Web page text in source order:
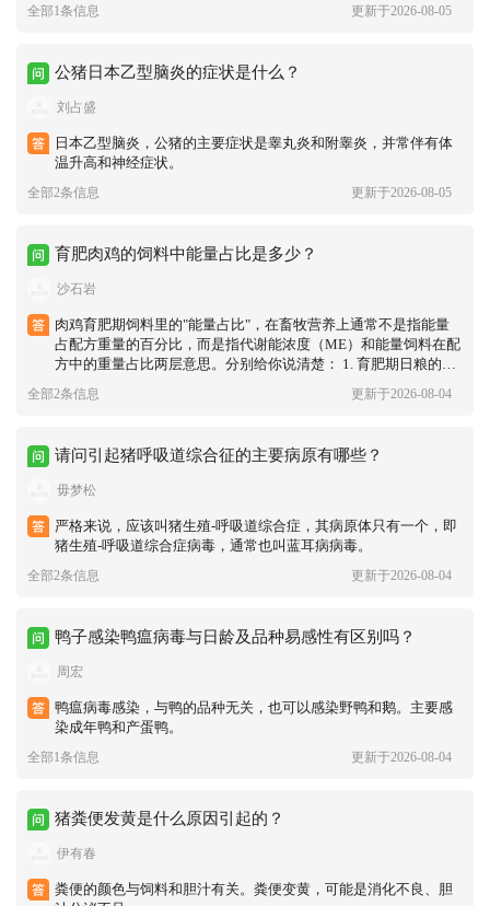
全部1条信息 更新于2026-08-05
公猪日本乙型脑炎的症状是什么？
刘占盛
日本乙型脑炎，公猪的主要症状是睾丸炎和附睾炎，并常伴有体
温升高和神经症状。
全部2条信息 更新于2026-08-05
育肥肉鸡的饲料中能量占比是多少？
沙石岩
肉鸡育肥期饲料里的"能量占比"，在畜牧营养上通常不是指能量
占配方重量的百分比，而是指代谢能浓度（ME）和能量饲料在配
方中的重量占比两层意思。分别给你说清楚： 1. 育肥期日粮的代
谢能浓度（最常用口径） 常规玉米-豆粕型肉鸡育肥料：代谢能 3
200～3250 kcal/kg（约 13.4～13.6 MJ/kg）
全部2条信息 更新于2026-08-04
请问引起猪呼吸道综合征的主要病原有哪些？
毋梦松
严格来说，应该叫猪生殖-呼吸道综合症，其病原体只有一个，即
猪生殖-呼吸道综合症病毒，通常也叫蓝耳病病毒。
全部2条信息 更新于2026-08-04
鸭子感染鸭瘟病毒与日龄及品种易感性有区别吗？
周宏
鸭瘟病毒感染，与鸭的品种无关，也可以感染野鸭和鹅。主要感
染成年鸭和产蛋鸭。
全部1条信息 更新于2026-08-04
猪粪便发黄是什么原因引起的？
伊有春
粪便的颜色与饲料和胆汁有关。粪便变黄，可能是消化不良、胆